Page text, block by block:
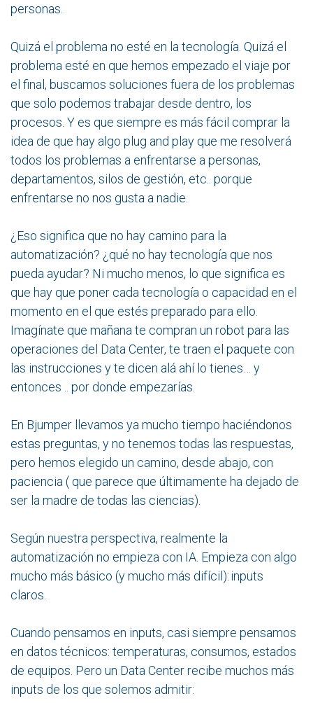
personas.
Quizá el problema no esté en la tecnología. Quizá el
problema esté en que hemos empezado el viaje por
el final, buscamos soluciones fuera de los problemas
que solo podemos trabajar desde dentro, los
procesos. Y es que siempre es más fácil comprar la
idea de que hay algo plug and play que me resolverá
todos los problemas a enfrentarse a personas,
departamentos, silos de gestión, etc.. porque
enfrentarse no nos gusta a nadie.
¿Eso significa que no hay camino para la
automatización? ¿qué no hay tecnología que nos
pueda ayudar? Ni mucho menos, lo que significa es
que hay que poner cada tecnología o capacidad en el
momento en el que estés preparado para ello.
Imagínate que mañana te compran un robot para las
operaciones del Data Center, te traen el paquete con
las instrucciones y te dicen alá ahí lo tienes… y
entonces .. por donde empezarías.
En Bjumper llevamos ya mucho tiempo haciéndonos
estas preguntas, y no tenemos todas las respuestas,
pero hemos elegido un camino, desde abajo, con
paciencia ( que parece que últimamente ha dejado de
ser la madre de todas las ciencias).
Según nuestra perspectiva, realmente la
automatización no empieza con IA. Empieza con algo
mucho más básico (y mucho más difícil): inputs
claros.
Cuando pensamos en inputs, casi siempre pensamos
en datos técnicos: temperaturas, consumos, estados
de equipos. Pero un Data Center recibe muchos más
inputs de los que solemos admitir: